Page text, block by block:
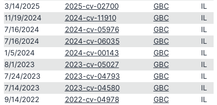
3/14/2025
2025-cv-02700 GBC
IL
11/19/2024
2024-cv-11910 GBC
IL
7/16/2024
2024-cv-05976 GBC
IL
7/16/2024
2024-cv-06035 GBC
IL
1/5/2024
2024-cv-00143 GBC
IL
8/1/2023
2023-cv-05027 GBC
IL
7/24/2023
2023-cv-04793 GBC
IL
7/14/2023
2023-cv-04580 GBC
IL
9/14/2022
2022-cv-04978 GBC IL